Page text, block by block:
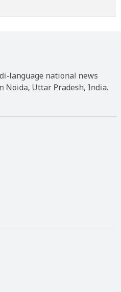
language national news
Noida, Uttar Pradesh, India.